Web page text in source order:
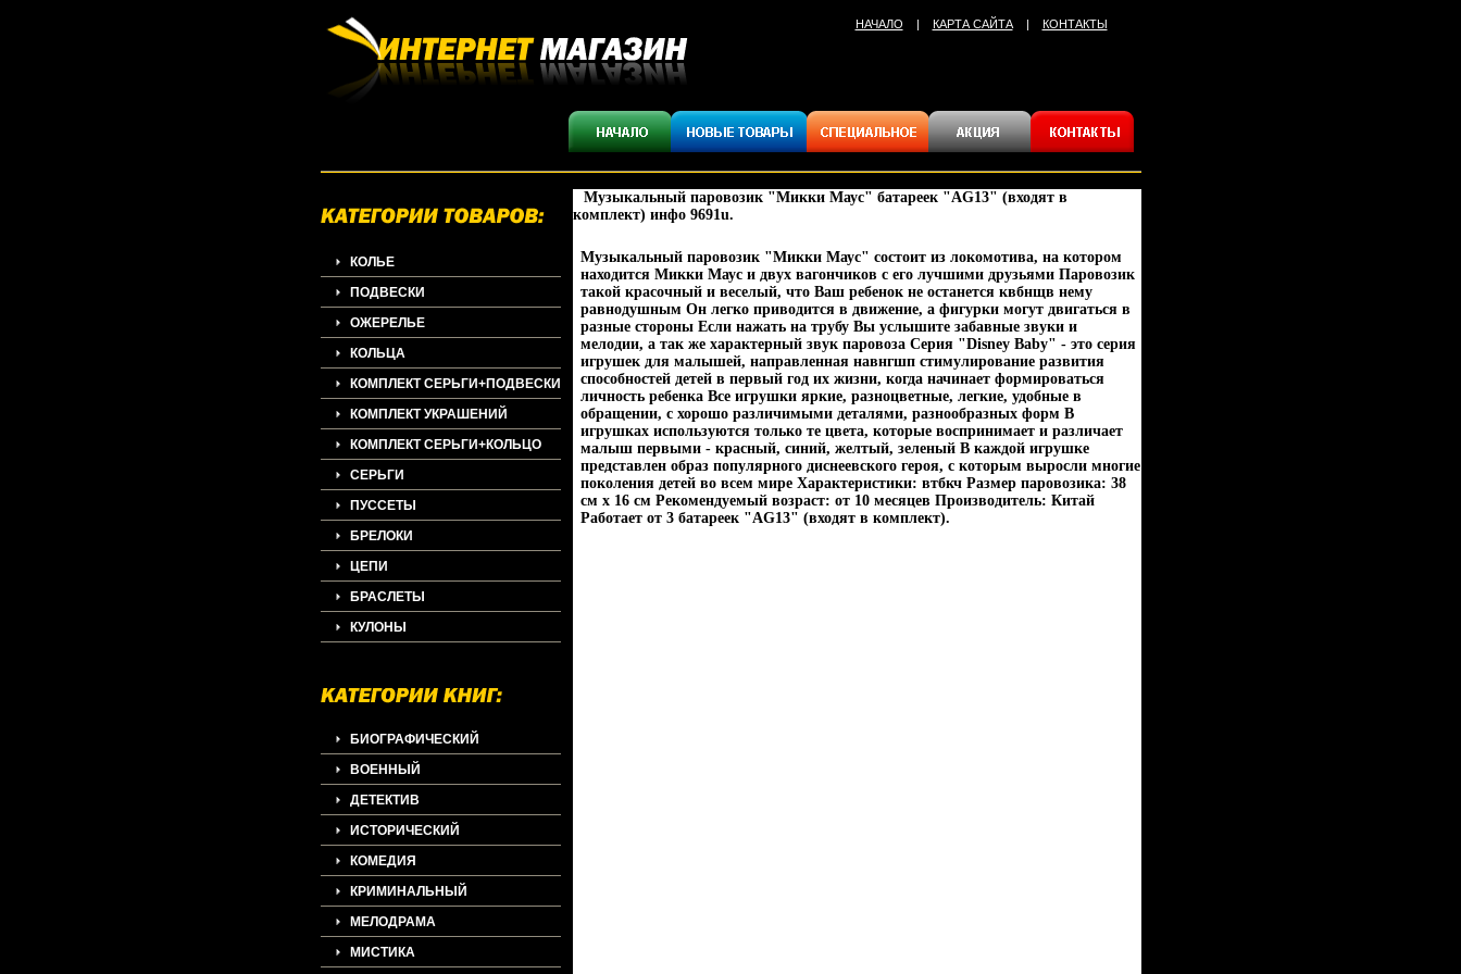
НАЧАЛО | КАРТА САЙТА| КОНТАКТЫ
КОЛЬЕ
ПОДВЕСКИ
ОЖЕРЕЛЬЕ
КОЛЬЦА
КОМПЛЕКТ СЕРЬГИ+ПОДВЕСКИ
КОМПЛЕКТ УКРАШЕНИЙ
КОМПЛЕКТ СЕРЬГИ+КОЛЬЦО
СЕРЬГИ
ПУССЕТЫ
БРЕЛОКИ
ЦЕПИ
БРАСЛЕТЫ
КУЛОНЫ
БИОГРАФИЧЕСКИЙ
ВОЕННЫЙ
ДЕТЕКТИВ
ИСТОРИЧЕСКИЙ
КОМЕДИЯ
КРИМИНАЛЬНЫЙ
МЕЛОДРАМА
МИСТИКА
Музыкальный паровозик "Микки Маус" батареек "АG13" (входят в
комплект) инфо 9691u.
Музыкальный паровозик "Микки Маус" состоит из локомотива, на котором
находится Микки Маус и двух вагончиков с его лучшими друзьями Паровозик
такой красочный и веселый, что Ваш ребенок не останется квбнщв нему
равнодушным Он легко приводится в движение, а фигурки могут двигаться в
разные стороны Если нажать на трубу Вы услышите забавные звуки и
мелодии, а так же характерный звук паровоза Серия "Disney Baby" - это серия
игрушек для малышей, направленная навнгшп стимулирование развития
способностей детей в первый год их жизни, когда начинает формироваться
личность ребенка Все игрушки яркие, разноцветные, легкие, удобные в
обращении, с хорошо различимыми деталями, разнообразных форм В
игрушках используются только те цвета, которые воспринимает и различает
малыш первыми - красный, синий, желтый, зеленый В каждой игрушке
представлен образ популярного диснеевского героя, с которым выросли многие
поколения детей во всем мире Характеристики: втбкч Размер паровозика: 38
см х 16 см Рекомендуемый возраст: от 10 месяцев Производитель: Китай
Работает от 3 батареек "АG13" (входят в комплект).